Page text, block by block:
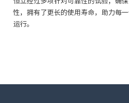
性，拥有了更长的使用寿命，助力每
运行。